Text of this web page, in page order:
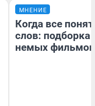
МНЕНИЕ
Когда все
слов: подборка
немых фильмов